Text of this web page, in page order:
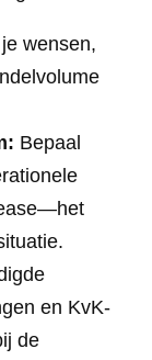
wensen,
Bepaal
en KvK-
de